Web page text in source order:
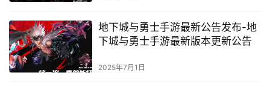
地下城与勇士手游最新公告发布-地
下城与勇士手游最新版本更新公告
2025年7月1日